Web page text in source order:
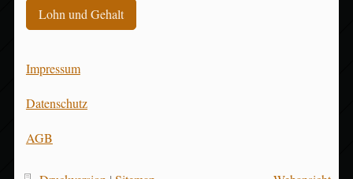
Lohn und Gehalt
Impressum
Datenschutz
AGB